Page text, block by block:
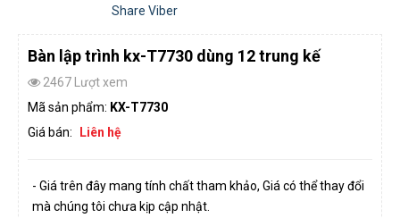
Share Viber
Bàn lập trình kx-T7730 dùng 12 trung kế
2467 Lượt xem
Mã sản phẩm: KX-T7730
Giá bán:
Liên hệ
- Giá trên đây mang tính chất tham khảo, Giá có thể thay đổi
mà chúng tôi chưa kịp cập nhật.